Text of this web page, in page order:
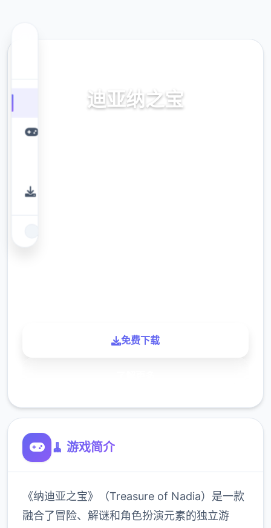
迪亚纳之宝
免费下载
🧹 游戏简介
《纳迪亚之宝》（Treasure of Nadia）是一款
融合了冒险、解谜和角色扮演元素的独立游